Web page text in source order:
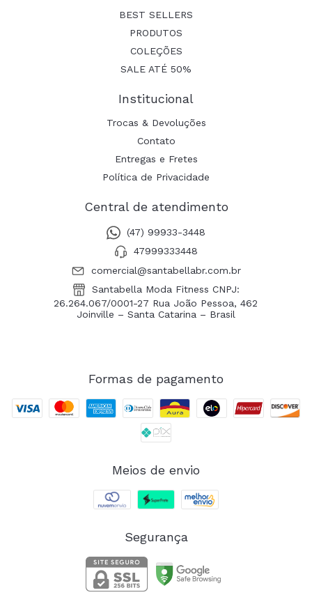
BEST SELLERS
PRODUTOS
COLEÇÕES
SALE ATÉ 50%
Institucional
Trocas & Devoluções
Contato
Entregas e Fretes
Política de Privacidade
Central de atendimento
(47) 99933-3448
47999333448
comercial@santabellabr.com.br
Santabella Moda Fitness CNPJ:
26.264.067/0001-27 Rua João Pessoa, 462
Joinville – Santa Catarina – Brasil
Formas de pagamento
Meios de envio
Segurança